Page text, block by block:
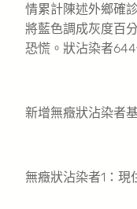
情累計陳述外鄉確
將藍色調成灰度百
恐慌。狀沾染者644
新增無癥狀沾染者
無癥狀沾染者1：現